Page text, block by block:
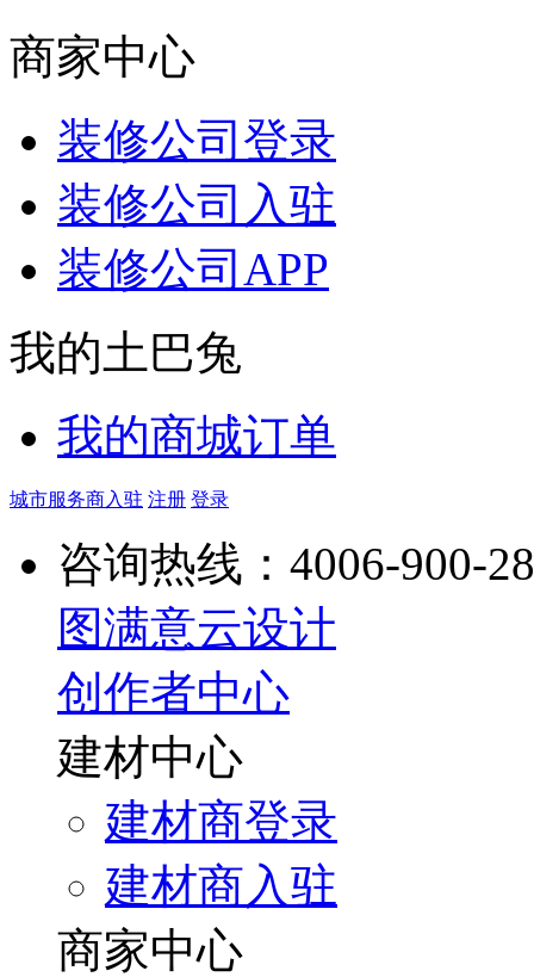
商家中心
装修公司登录
装修公司入驻
装修公司APP
我的土巴兔
我的商城订单
城市服务商入驻 注册 登录
咨询热线： 4006-900-
图满意云设计
创作者中心
建材中心
建材商登录
建材商入驻
商家中心